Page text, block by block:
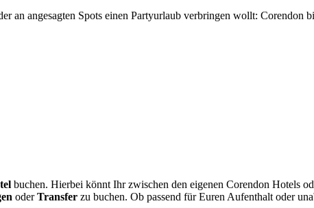
an angesagten Spots einen Partyurlaub verbringen wollt: Corendon
buchen. Hierbei könnt Ihr zwischen den eigenen Corendon Hotels
oderTransfer zu buchen. Ob passend für Euren Aufenthalt oder